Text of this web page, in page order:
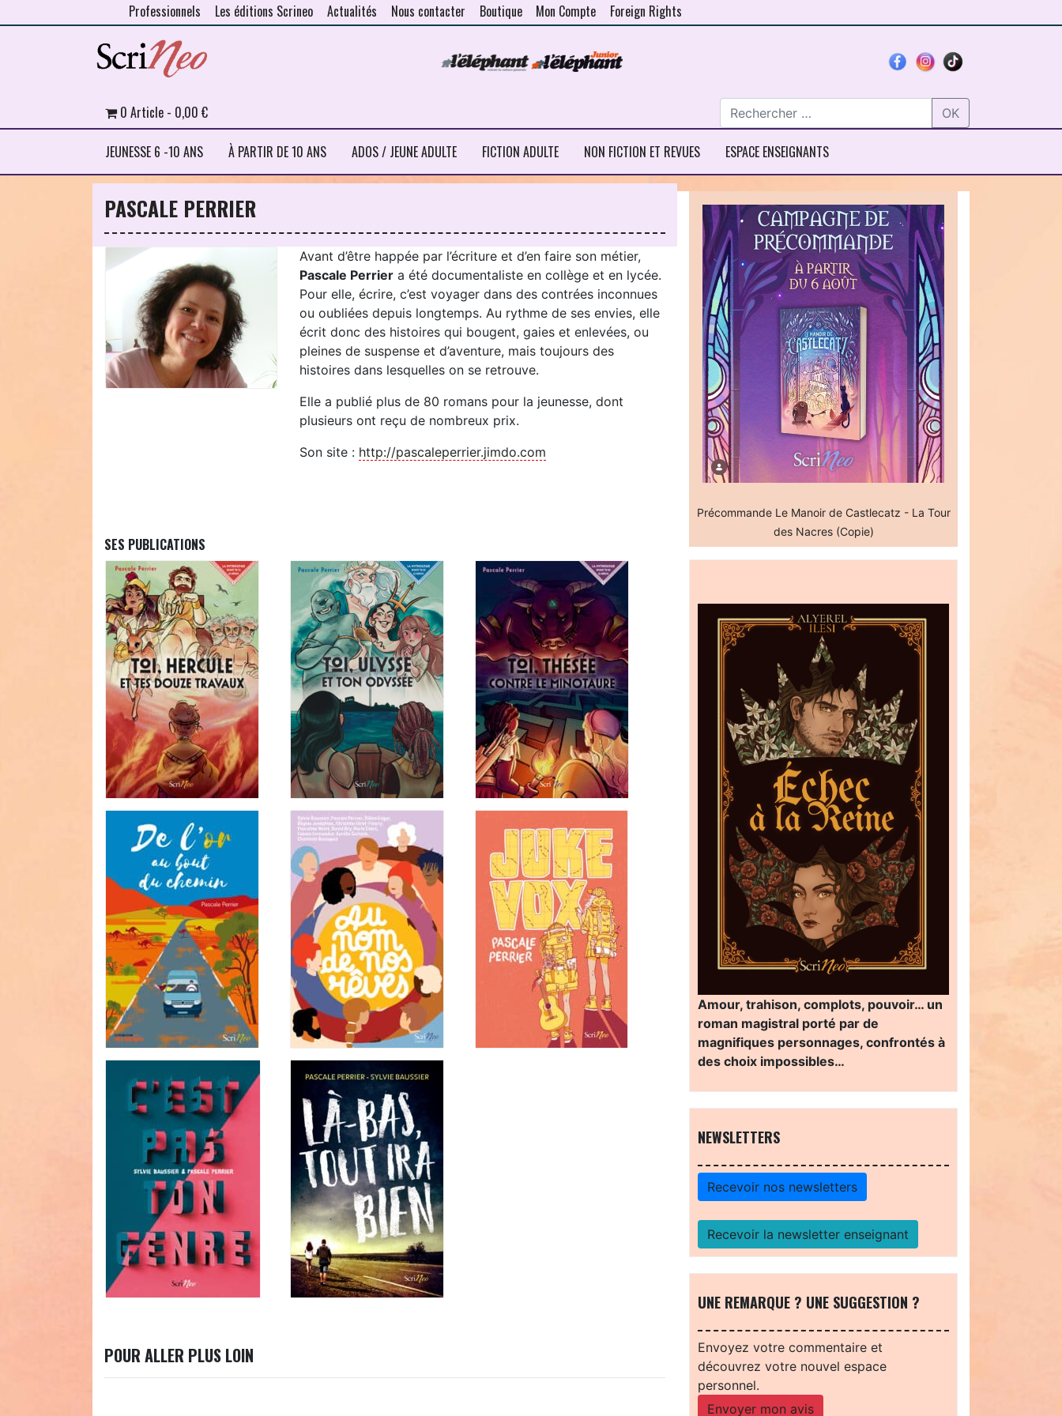
Professionnels Les éditions Scrineo Actualités Nous contacter Boutique Mon Compte Foreign Rights
OK
JEUNESSE 6 -10 ANS À PARTIR DE 10 ANS ADOS / JEUNE ADULTE FICTION ADULTE NON FICTION ET REVUES ESPACE ENSEIGNANTS
0 Article 0,00 €
PASCALE PERRIER
Avant d’être happée par l’écriture et d’en faire son métier,
Pascale Perriera été documentaliste en collège et en lycée.
Pour elle, écrire, c’est voyager dans des contrées inconnues
ou oubliées depuis longtemps. Au rythme de ses envies, elle
écrit donc des histoires qui bougent, gaies et enlevées, ou
pleines de suspense et d’aventure, mais toujours des
histoires dans lesquelles on se retrouve.
Elle a publié plus de 80 romans pour la jeunesse, dont
plusieurs ont reçu de nombreux prix.
Son site : http://pascaleperrier.jimdo.com
SES PUBLICATIONS
POUR ALLER PLUS LOIN
Précommande Le Manoir de Castlecatz - La Tour
des Nacres (Copie)
Amour, trahison, complots, pouvoir… un
roman magistral porté par de
magnifiques personnages, confrontés à
des choix impossibles…
NEWSLETTERS
Recevoir nos newsletters
Recevoir la newsletter enseignant
UNE REMARQUE ? UNE SUGGESTION ?
Envoyez votre commentaire et
découvrez votre nouvel espace
personnel.
Envoyer mon avis